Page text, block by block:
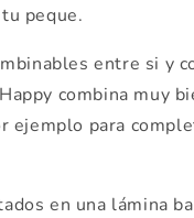
peque.
entre si y
combina muy
ejemplo para
en una lámina